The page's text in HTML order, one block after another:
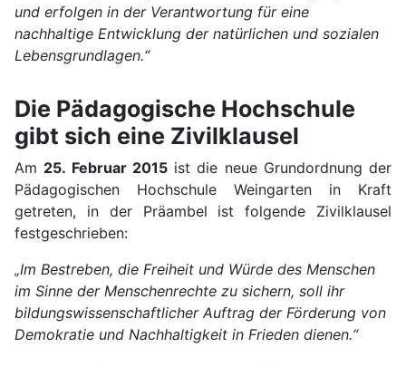
und erfolgen in der Verantwortung für eine
nachhaltige Entwicklung der natürlichen und sozialen
Lebensgrundlagen.“
Die Pädagogische Hochschule
gibt sich eine Zivilklausel
Am 25. Februar 2015ist die neue Grundordnung der
Pädagogischen Hochschule Weingarten in Kraft
getreten, in der Präambel ist folgende Zivilklausel
festgeschrieben:
„Im Bestreben, die Freiheit und Würde des Menschen
im Sinne der Menschenrechte zu sichern, soll ihr
bildungswissenschaftlicher Auftrag der Förderung von
Demokratie und Nachhaltigkeit in Frieden dienen.“